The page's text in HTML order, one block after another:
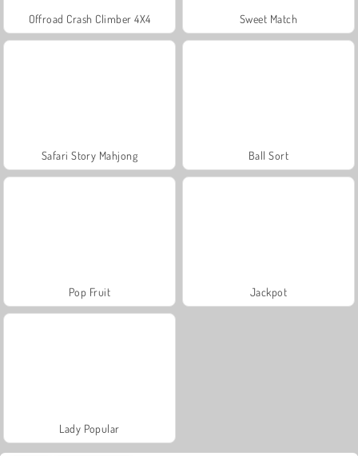
Offroad Crash Climber 4X4 Sweet Match
Safari Story Mahjong Ball Sort
Pop Fruit Jackpot
Lady Popular